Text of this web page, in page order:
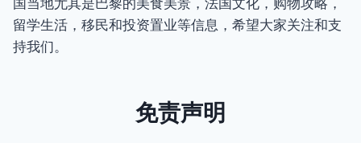
国当地尤其是巴黎的美食美景，法国文化，购物攻略，
留学生活，移民和投资置业等信息，希望大家关注和支
持我们。
免责声明